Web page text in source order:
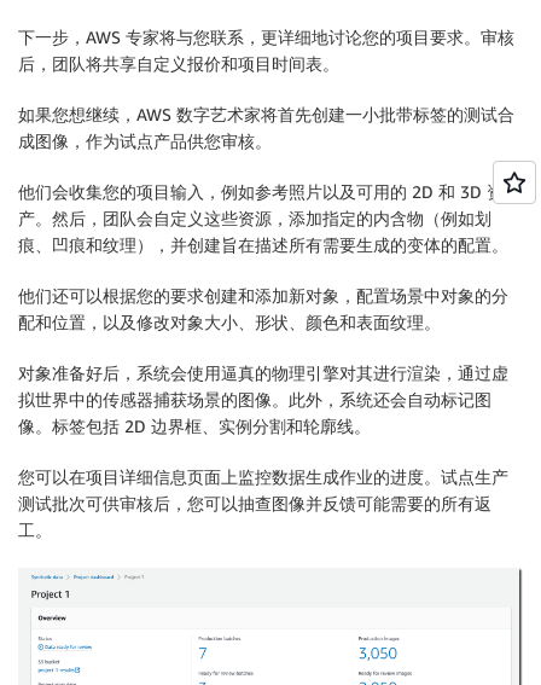
下一步，AWS 专家将与您联系，更详细地讨论您的项目要求。审核
后，团队将共享自定义报价和项目时间表。
如果您想继续，AWS 数字艺术家将首先创建一小批带标签的测试合
成图像，作为试点产品供您审核。
他们会收集您的项目输入，例如参考照片以及可用的 2D 和 3D 资
产。然后，团队会自定义这些资源，添加指定的内含物（例如划
痕、凹痕和纹理），并创建旨在描述所有需要生成的变体的配置。
他们还可以根据您的要求创建和添加新对象，配置场景中对象的分
配和位置，以及修改对象大小、形状、颜色和表面纹理。
对象准备好后，系统会使用逼真的物理引擎对其进行渲染，通过虚
拟世界中的传感器捕获场景的图像。此外，系统还会自动标记图
像。标签包括 2D 边界框、实例分割和轮廓线。
您可以在项目详细信息页面上监控数据生成作业的进度。试点生产
测试批次可供审核后，您可以抽查图像并反馈可能需要的所有返
工。